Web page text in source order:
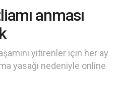
anması
yitirenler için her ay
yasağı nedeniyle online